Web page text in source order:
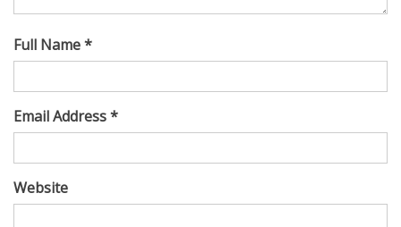
Full Name *
Email Address *
Website